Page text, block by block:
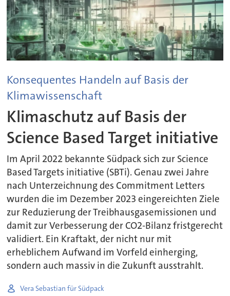
Konsequentes Handeln auf Basis der
Klimawissenschaft
Klimaschutz auf Basis der
Science Based Target initiative
Im April 2022 bekannte Südpack sich zur Science
Based Targets initiative (SBTi). Genau zwei Jahre
nach Unterzeichnung des Commitment Letters
wurden die im Dezember 2023 eingereichten Ziele
zur Reduzierung der Treibhausgasemissionen und
damit zur Verbesserung der CO2-Bilanz fristgerecht
validiert. Ein Kraftakt, der nicht nur mit
erheblichem Aufwand im Vorfeld einherging,
sondern auch massiv in die Zukunft ausstrahlt.
Vera Sebastian für Südpack